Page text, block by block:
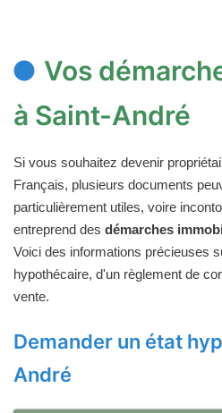
Vos
à Saint-André
Si vous souhaitez devenir
Français, plusieurs documents
particulièrement utiles, voire
entreprend des démarches
Voici des informations précieuses
hypothécaire, d'un règlement de
vente.
Demander un état
André